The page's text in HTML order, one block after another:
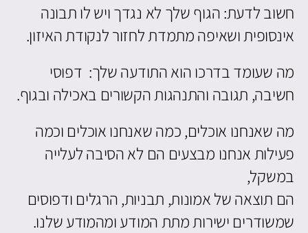
חשוב לדעת: הגוף שלך לא נגדך ויש לו תבונה
אינסופית ושאיפה מתמדת לחזור לנקודת האיזון.
מה שעומד בדרכו הוא התודעה שלך: דפוסי
חשיבה, תגובה והתנהגות הקשורים באכילה ובגוף.
מה שאנחנו אוכלים, כמה שאנחנו אוכלים וכמה
פעילות אנחנו מבצעים הם לא הסיבה לעלייה
במשקל,
הם תוצאה של אמונות, תבניות, הרגלים ודפוסים
שמשודרים ישירות מתת המודע ומהמודע שלנו.